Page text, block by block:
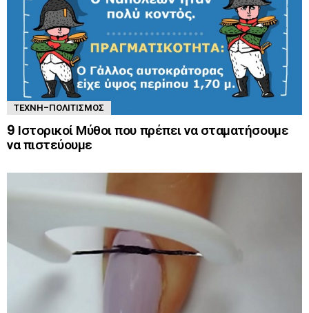
ΤΈΧΝΗ-ΠΟΛΙΤΙΣΜΌΣ
9 Ιστορικοί Μύθοι που πρέπει να σταματήσουμε
να πιστεύουμε